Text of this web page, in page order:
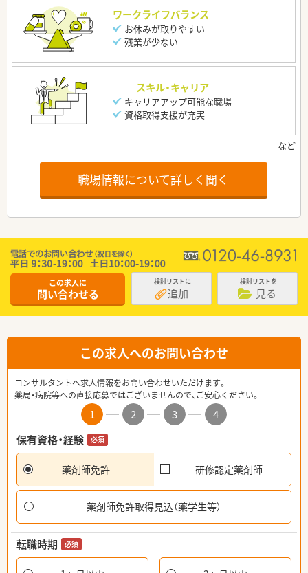
ワークライフバランス
お休みが取りやすい
残業が少ない
スキル・キャリア
キャリアアップ可能な職場
資格取得支援が充実
職場情報について詳しく聞く
この求人に
問い合わせる
検討リストに
追加
検討リストを
見る
この求人へのお問い合わせ
コンサルタントへ求人情報をお問い合わせいただけます。
薬局・病院等への直接応募ではございませんので、ご安心ください。
1 2 3
4
保有資格・経験
必須
薬剤師免許 研修認定薬剤師
薬剤師免許取得見込（薬学生等）
転職時期 必須